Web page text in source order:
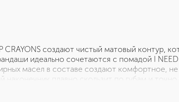
CRAYONS создают чистый матовый контур,
идеально сочетаются с помадой I
масел в составе создают комфортное, не
наконечник плавно скользит по губам и точно
при каждом использовании; Стойкий,